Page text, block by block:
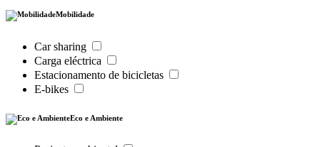
Mobilidade
Car sharing
Carga eléctrica
Estacionamento de bicicletas
E-bikes
Eco e Ambiente